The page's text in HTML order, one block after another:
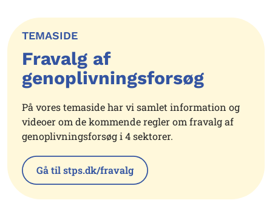
TEMASIDE
Fravalg af
genoplivningsforsøg
På vores temaside har vi samlet information og
videoer om de kommende regler om fravalg af
genoplivningsforsøg i 4 sektorer.
Gå til stps.dk/fravalg